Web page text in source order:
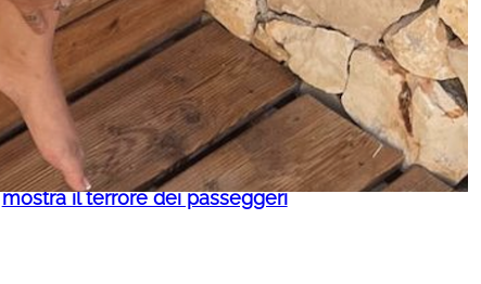
Air India, aereo perde quota
durante una turbolenza: un video
mostra il terrore dei passeggeri